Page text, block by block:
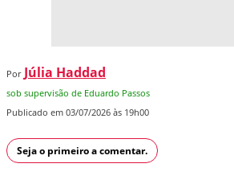
Por Júlia Haddad
sob supervisão de Eduardo Passos
Publicado em 03/07/2026 às 19h00
Seja o primeiro a comentar.